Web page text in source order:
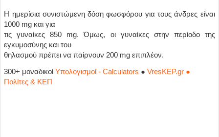
Η ημερίσια συνιστώμενη δόση φωσφόρου για τους άνδρες είναι
1000 mg και για
τις γυναίκες 850 mg. Όμως, οι γυναίκες στην περίοδο της
εγκυμοσύνης και του
θηλασμού πρέπει να παίρνουν 200 mg επιπλέον.
300+ μοναδικοίΥπολογισμοί - Calculators ●VresKEP.gr ●
Πολίτες & ΚΕΠ